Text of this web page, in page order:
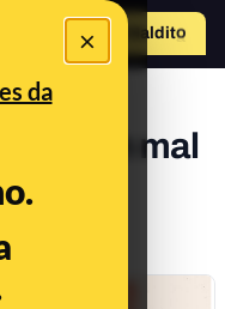
×
da
Hazte Maldito
a un mal